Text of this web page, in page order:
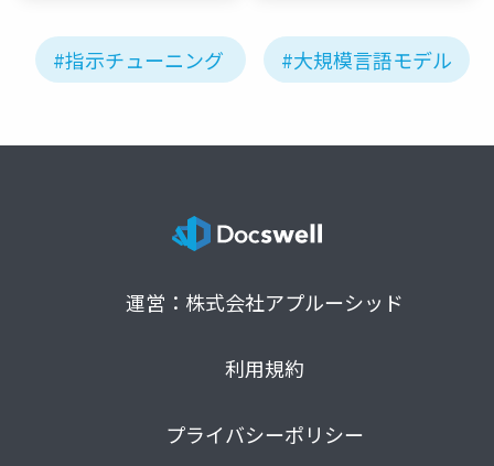
#指示チューニング #大規模言語モデル
運営：株式会社アプルーシッド
利用規約
プライバシーポリシー